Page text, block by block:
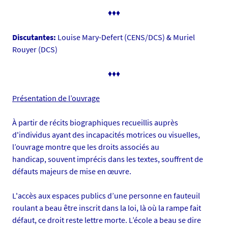
/
p
o
/
m
i
n
i
a
u
r
♦♦♦
Discutantes: Louise Mary-Defert (CENS/DCS) & Muriel
Rouyer (DCS)
♦♦♦
Présentation de l’ouvrage
À partir de récits biographiques recueillis auprès
d'individus ayant des incapacités motrices ou visuelles,
l’ouvrage montre que les droits associés au
handicap, souvent imprécis dans les textes, souffrent de
défauts majeurs de mise en œuvre.
L'accès aux espaces publics d’une personne en fauteuil
roulant a beau être inscrit dans la loi, là où la rampe fait
défaut, ce droit reste lettre morte. L’école a beau se dire